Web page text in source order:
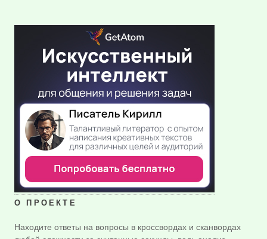
О ПРОЕКТЕ
Находите ответы на вопросы в кроссвордах и сканвордах